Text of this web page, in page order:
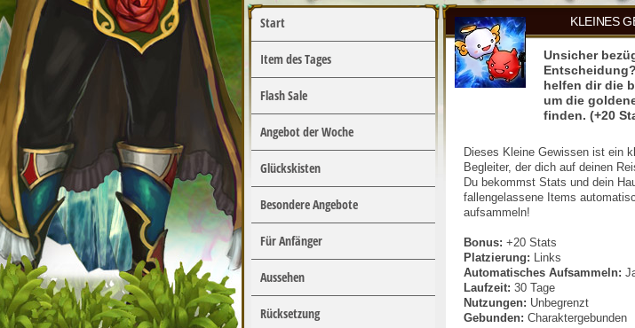
Start
Item des Tages
Flash Sale
Angebot der Woche
Glückskisten
Besondere Angebote
Für Anfänger
Aussehen
Rücksetzung
KLEINES
Unsicher
helfen dir die
um die
finden. (+20
Dieses Kleine Gewissen ist ein
Begleiter, der dich auf deinen
Du bekommst Stats und dein
fallengelassene Items
aufsammeln!
Bonus: +20 Stats
Platzierung: Links
Automatisches Aufsammeln:
Laufzeit: 30 Tage
Nutzungen: Unbegrenzt
Gebunden: Charaktergebunden